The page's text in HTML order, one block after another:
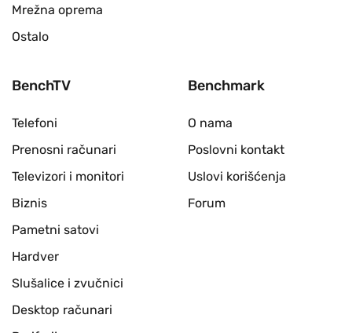
Mrežna oprema
Ostalo
BenchTV
Telefoni
Prenosni računari
Televizori i monitori
Biznis
Pametni satovi
Hardver
Slušalice i zvučnici
Desktop računari
Benchmark
O nama
Poslovni kontakt
Uslovi korišćenja
Forum